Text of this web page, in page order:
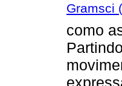
Gramsci
como